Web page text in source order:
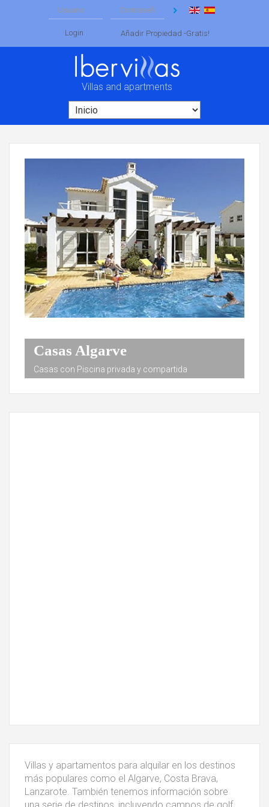
Login Añadir Propiedad -Gratis!
Villas and apartments
Casas Algarve
Casas con Piscina privada y compartida
Villas y apartamentos para alquilar en los destinos
más populares como el Algarve, Costa Brava,
Lanzarote. También tenemos información sobre
una serie de destinos, incluyendo campos de golf,